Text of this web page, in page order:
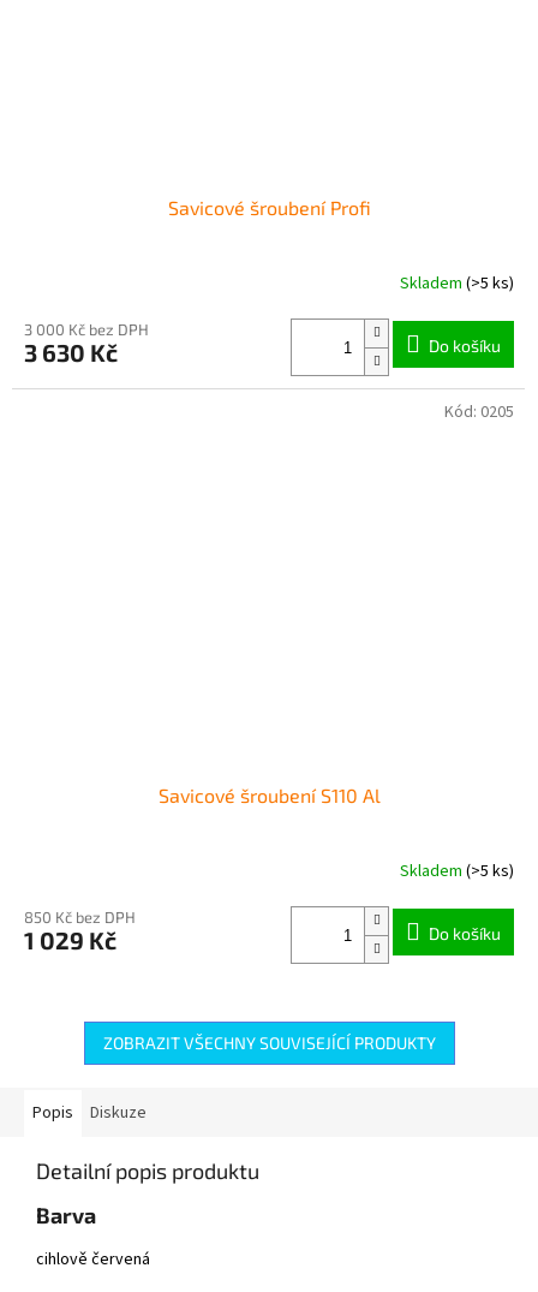
Savicové šroubení Profi
Skladem (>5 ks)
3 000 Kč bez DPH
3 630 Kč Do košíku
Savicové šroubení S110 Al
Skladem (>5 ks)
850 Kč bez DPH
1 029 Kč Do košíku
Kód: 0205
ZOBRAZIT VŠECHNY SOUVISEJÍCÍ PRODUKTY
Popis Diskuze
Detailní popis produktu
Barva
cihlově červená